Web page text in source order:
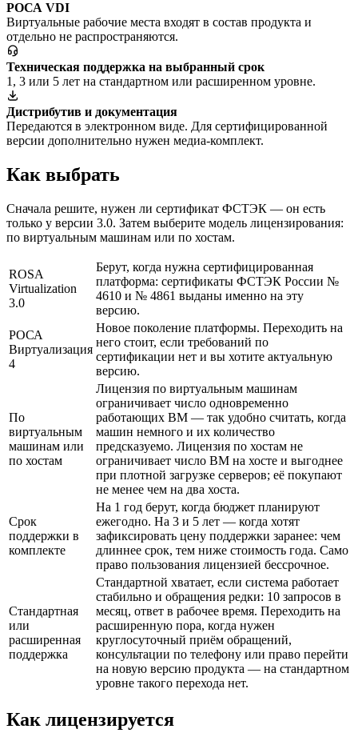
РОСА VDI
Виртуальные рабочие места входят в состав продукта и
отдельно не распространяются.
Техническая поддержка на выбранный срок
1, 3 или 5 лет на стандартном или расширенном уровне.
Дистрибутив и документация
Передаются в электронном виде. Для сертифицированной
версии дополнительно нужен медиа-комплект.
Как выбрать
Сначала решите, нужен ли сертификат ФСТЭК — он есть
только у версии 3.0. Затем выберите модель лицензирования:
по виртуальным машинам или по хостам.
ROSA
Virtualization
3.0
Берут, когда нужна сертифицированная
платформа: сертификаты ФСТЭК России №
4610 и № 4861 выданы именно на эту
версию.
РОСА
Виртуализация
4
Новое поколение платформы. Переходить на
него стоит, если требований по
сертификации нет и вы хотите актуальную
версию.
По
виртуальным
машинам или
по хостам
Лицензия по виртуальным машинам
ограничивает число одновременно
работающих ВМ — так удобно считать, когда
машин немного и их количество
предсказуемо. Лицензия по хостам не
ограничивает число ВМ на хосте и выгоднее
при плотной загрузке серверов; её покупают
не менее чем на два хоста.
Срок
поддержки в
комплекте
На 1 год берут, когда бюджет планируют
ежегодно. На 3 и 5 лет — когда хотят
зафиксировать цену поддержки заранее: чем
длиннее срок, тем ниже стоимость года. Само
право пользования лицензией бессрочное.
Стандартная
или
расширенная
поддержка
Стандартной хватает, если система работает
стабильно и обращения редки: 10 запросов в
месяц, ответ в рабочее время. Переходить на
расширенную пора, когда нужен
круглосуточный приём обращений,
консультации по телефону или право перейти
на новую версию продукта — на стандартном
уровне такого перехода нет.
Как лицензируется